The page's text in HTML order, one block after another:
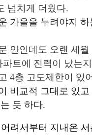
넘치게 더웠다.
가을을 누려야지
안인데도 오랜 세
트에 진력이 났는
4층 고도제한이 있
비교적 그대로 있
듯 하다.
려서부터 지내온